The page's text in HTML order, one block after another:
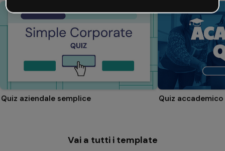
Quiz aziendale semplice Quiz accademico
Vai a tutti i template